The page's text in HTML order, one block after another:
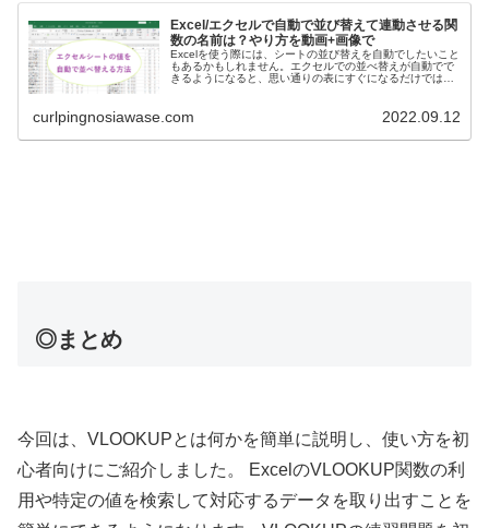
Excel/エクセルで自動で並び替えて連動させる関
数の名前は？やり方を動画+画像で
Excelを使う際には、シートの並び替えを自動でしたいこと
もあるかもしれません。エクセルでの並べ替えが自動でで
きるようになると、思い通りの表にすぐになるだけではな
curlpingnosiawase.com 2022.09.12
◎まとめ
今回は、VLOOKUPとは何かを簡単に説明し、使い方を初
心者向けにご紹介しました。 ExcelのVLOOKUP関数の利
用や特定の値を検索して対応するデータを取り出すことを